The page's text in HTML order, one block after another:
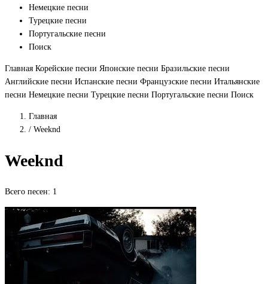
Немецкие песни
Турецкие песни
Португальские песни
Поиск
Главная Корейские песни Японские песни Бразильские песни
Английские песни Испанские песни Французские песни Итальянские
песни Немецкие песни Турецкие песни Португальские песни Поиск
Главная
/ Weeknd
Weeknd
Всего песен: 1